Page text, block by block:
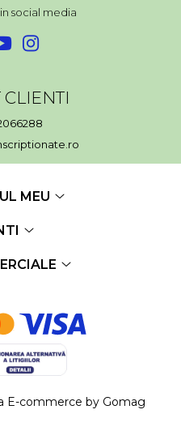
social media
CLIENTI
MEU
E-commerce by Gomag